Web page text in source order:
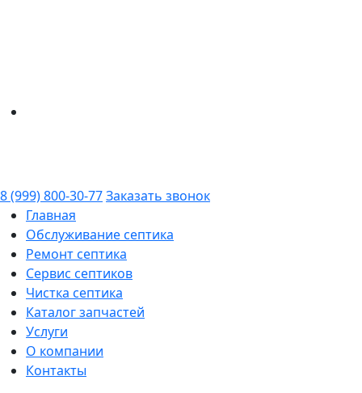
8 (999) 800-30-77Заказать звонок
Главная
Обслуживание септика
Ремонт септика
Сервис септиков
Чистка септика
Каталог запчастей
Услуги
О компании
Контакты